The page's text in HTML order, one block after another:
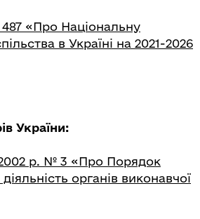
«Про Національну
в Україні на 2021-2026
України:
2002 р. № 3 «Про Порядок
органів виконавчої